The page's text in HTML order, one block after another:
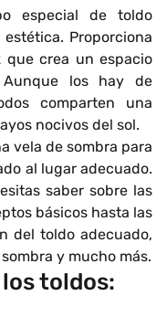
especial de toldo
Proporciona
crea un espacio
Aunque los hay de
comparten una
nocivos del sol.
vela de sombra para
al lugar adecuado.
saber sobre las
básicos hasta las
del toldo adecuado,
y mucho más.
toldos: